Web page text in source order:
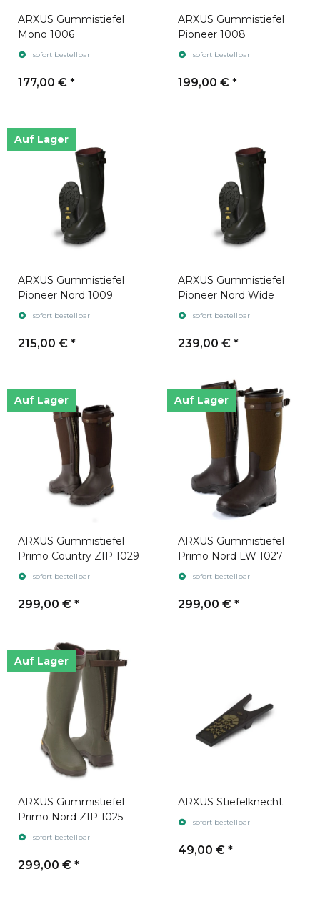
ARXUS Gummistiefel
Mono 1006
sofort bestellbar
177,00 € *
ARXUS Gummistiefel
Pioneer 1008
sofort bestellbar
199,00 € *
Auf Lager
ARXUS Gummistiefel
Pioneer Nord 1009
sofort bestellbar
215,00 € *
ARXUS Gummistiefel
Pioneer Nord Wide
sofort bestellbar
239,00 € *
Auf Lager
ARXUS Gummistiefel
Primo Country ZIP 1029
sofort bestellbar
299,00 € *
Auf Lager
ARXUS Gummistiefel
Primo Nord LW 1027
sofort bestellbar
299,00 € *
Auf Lager
ARXUS Gummistiefel
Primo Nord ZIP 1025
sofort bestellbar
299,00 € *
ARXUS Stiefelknecht
sofort bestellbar
49,00 € *